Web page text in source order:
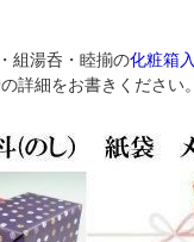
組湯呑・睦揃の化粧箱入
詳細をお書きください。